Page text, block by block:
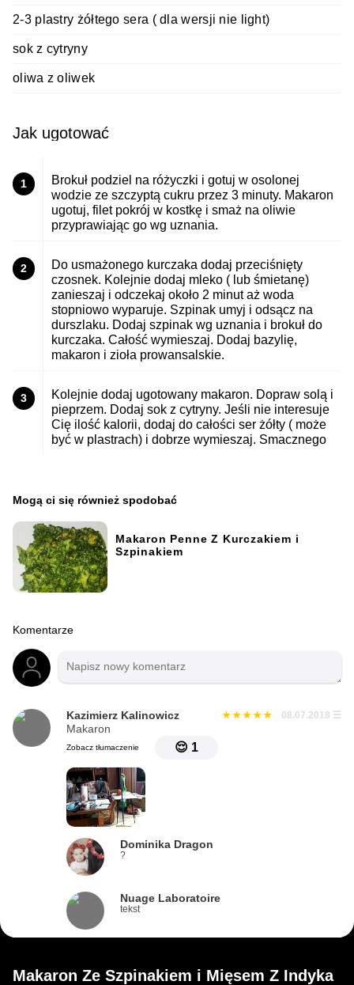
2-3 plastry żółtego sera ( dla wersji nie light)
sok z cytryny
oliwa z oliwek
Jak ugotować
1
Brokuł podziel na różyczki i gotuj w osolonej
wodzie ze szczyptą cukru przez 3 minuty. Makaron
ugotuj, filet pokrój w kostkę i smaż na oliwie
przyprawiając go wg uznania.
2
Do usmażonego kurczaka dodaj przeciśnięty
czosnek. Kolejnie dodaj mleko ( lub śmietanę)
zanieszaj i odczekaj około 2 minut aż woda
stopniowo wyparuje. Szpinak umyj i odsącz na
durszlaku. Dodaj szpinak wg uznania i brokuł do
kurczaka. Całość wymieszaj. Dodaj bazylię,
makaron i zioła prowansalskie.
3
Kolejnie dodaj ugotowany makaron. Dopraw solą i
pieprzem. Dodaj sok z cytryny. Jeśli nie interesuje
Cię ilość kalorii, dodaj do całości ser żółty ( może
być w plastrach) i dobrze wymieszaj. Smacznego
Mogą ci się również spodobać
Makaron Penne Z Kurczakiem i
Szpinakiem
Komentarze
Kazimierz Kalinowicz 08.07.2018 ☰
Makaron
Zobacz tłumaczenie 😌 1
Dominika Dragon
?
Nuage Laboratoire
tekst
Makaron Ze Szpinakiem i Mięsem Z Indyka